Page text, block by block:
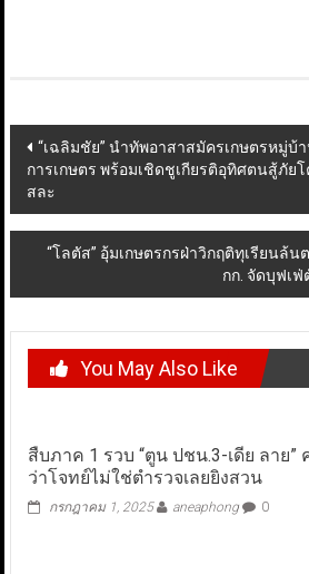
Post
navigation
“เฉลิมชัย” นำทัพอาสาสมัครเกษตรหมู่บ้
การเกษตร พร้อมเชิดชูเกียรติอุทิศตนสู้ภัย
สละ
“โลตัส” อุ้มเกษตรกรฝ่าวิกฤติทุเรียนล้
กก. จัดบุฟเ
You May Also Like
สืบภาค 1 รวบ “ตูน ปชน.3-เดีย ลาย”
ว่าโจทย์ไม่ใช่ตำรวจเลยยิงสวน
กรกฎาคม 1, 2025 aneaphong 0